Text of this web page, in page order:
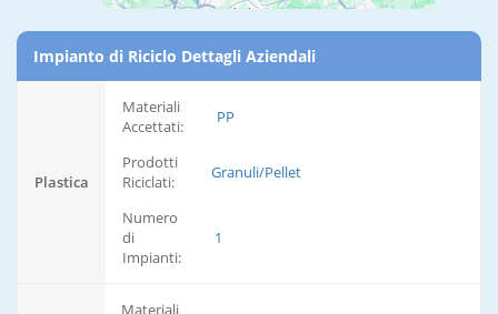
Impianto di Riciclo Dettagli Aziendali
Plastica
Materiali
Accettati:
PP
Prodotti
Riciclati:
Granuli/Pellet
Numero
di
Impianti:
1
Materiali